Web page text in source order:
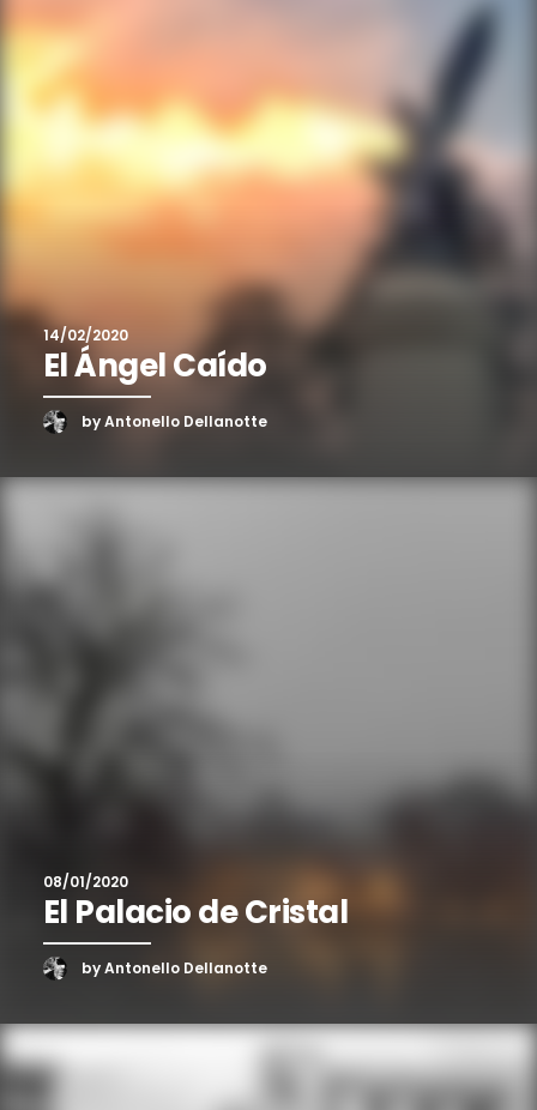
14/02/2020
El Ángel Caído
by Antonello Dellanotte
08/01/2020
El Palacio de Cristal
by Antonello Dellanotte